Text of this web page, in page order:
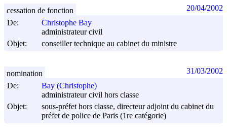
De:
Christophe Bay
administrateur civil
Objet:
conseiller technique au cabinet du ministre
cessation de fonction 20/04/2002
De:
Bay (Christophe)
administrateur civil hors classe
Objet:
sous-préfet hors classe, directeur adjoint du cabinet du
préfet de police de Paris (1re catégorie)
nomination 31/03/2002